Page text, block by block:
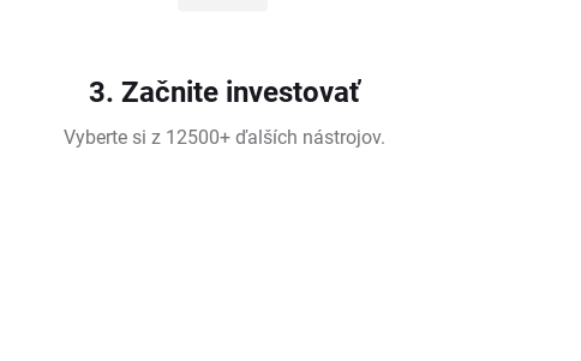
3. Začnite investovať
Vyberte si z 12500+ ďalších nástrojov.